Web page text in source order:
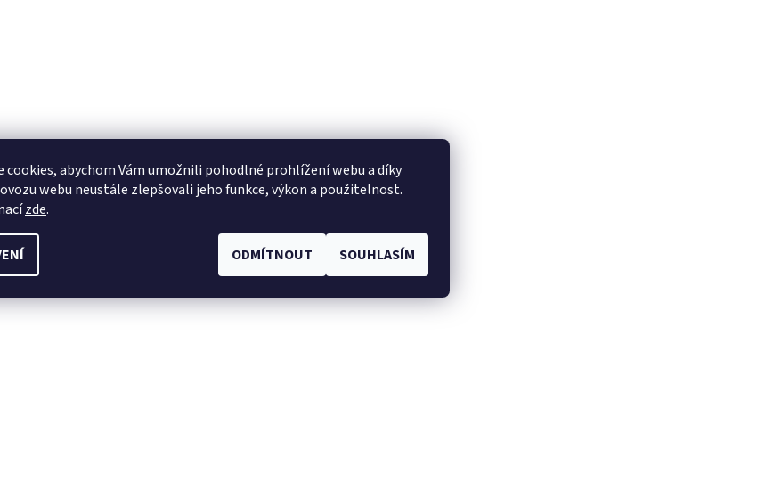
cookies, abychom Vám umožnili pohodlné prohlížení webu a díky
webu neustále zlepšovali jeho funkce, výkon a použitelnost.
zde.
ODMÍTNOUT SOUHLASÍM